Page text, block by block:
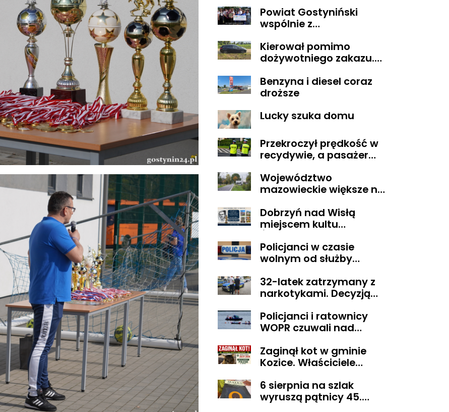
Powiat Gostyniński
wspólnie z
POZARZĄDOWYMI
walczą o środki z
Obywatelskiego
Mazowsza dla
terenu!
Kierował pomimo
dożywotniego zakazu.
Benzyna i diesel coraz
droższe
Lucky szuka domu
Przekroczył prędkość w
recydywie, a pasażer
poszukiwaną
Województwo
mazowieckie większe niż
zarządzaniu. Eksperci
proponują podział
Dobrzyń nad Wisłą
miejscem kultu
Neapolu
Policjanci w czasie
wolnym od służby
poszukiwanego
32-latek zatrzymany z
narkotykami. Decyzją
Policjanci i ratownicy
WOPR czuwali nad
uczestnika wyjątkowej
wyprawy
Zaginął kot w gminie
Kozice. Właściciele
pomoc
6 sierpnia na szlak
wyruszą pątnicy 45.